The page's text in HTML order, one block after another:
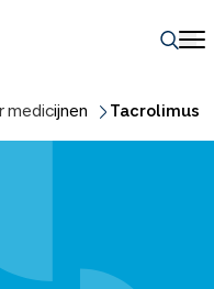
Tacrolimus